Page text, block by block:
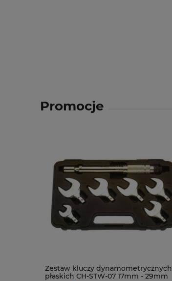
Promocje
Zestaw kluczy dynamometrycznych
płaskich CH-STW-07 17mm - 29mm